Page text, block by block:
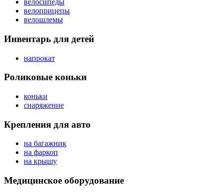
велосипеды
велоприцепы
велошлемы
Инвентарь для детей
напрокат
Роликовые коньки
коньки
снаряжение
Крепления для авто
на багажник
на фаркоп
на крышу
Медицинское оборудование